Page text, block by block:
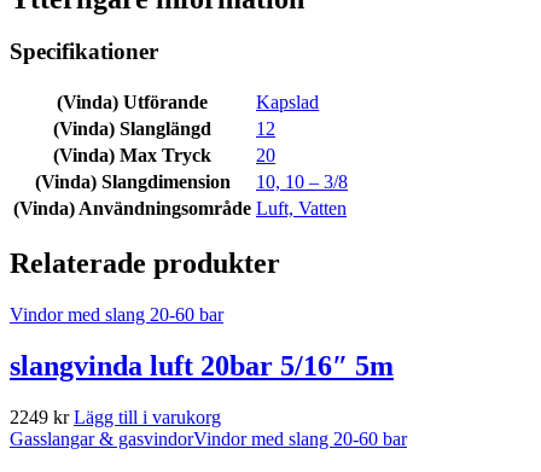
Specifikationer
(Vinda) Utförande
Kapslad
(Vinda) Slanglängd
12
(Vinda) Max Tryck
20
(Vinda) Slangdimension
10, 10 – 3/8
(Vinda) Användningsområde Luft, Vatten
Relaterade produkter
Vindor med slang 20-60 bar
slangvinda luft 20bar 5/16″ 5m
2249 kr Lägg till i varukorg
Gasslangar & gasvindorVindor med slang 20-60 bar